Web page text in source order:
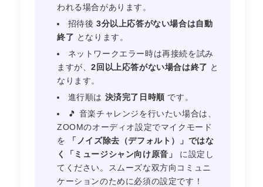
われる場合があります。
招待後 3分以上応答がない場合は自動
終了 となります。
ネットワークエラー時は再接続を試み
ますが、2回以上応答がない場合は終了 と
なります。
進行順は 決済完了日時順 です。
🎵 音楽チャレンジを行いたい場合は、
ZOOMのオーディオ設定でマイクモード
を
「ノイズ除去（デフォルト）」ではな
く「ミュージシャン向け原音」
に設定し
てください。スムーズな双方向コミュニ
ケーションのために必須の設定です！